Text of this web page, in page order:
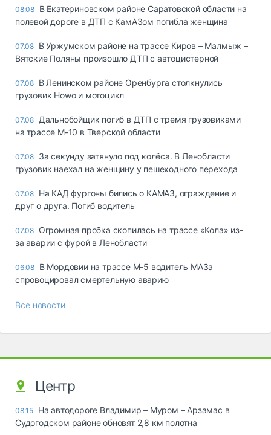
08:08 В Екатериновском районе Саратовской области на
полевой дороге в ДТП с КамАЗом погибла женщина
07.08 В Уржумском районе на трассе Киров – Малмыж –
Вятские Поляны произошло ДТП с автоцистерной
07.08 В Ленинском районе Оренбурга столкнулись
грузовик Howo и мотоцикл
07.08 Дальнобойщик погиб в ДТП с тремя грузовиками
на трассе М-10 в Тверской области
07.08 За секунду затянуло под колёса. В Ленобласти
грузовик наехал на женщину у пешеходного перехода
07.08 На КАД фургоны бились о КАМАЗ, ограждение и
друг о друга. Погиб водитель
07.08 Огромная пробка скопилась на трассе «Кола» из-
за аварии с фурой в Ленобласти
06.08 В Мордовии на трассе М-5 водитель МАЗа
спровоцировал смертельную аварию
Все новости
Центр
08:15 На автодороге Владимир – Муром – Арзамас в
Судогодском районе обновят 2,8 км полотна